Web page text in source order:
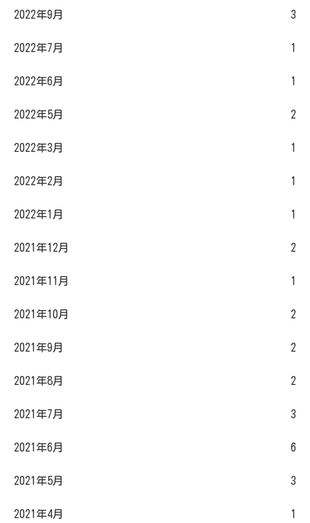
2022年9月 3
2022年7月 1
2022年6月 1
2022年5月 2
2022年3月 1
2022年2月 1
2022年1月 1
2021年12月 2
2021年11月 1
2021年10月 2
2021年9月 2
2021年8月 2
2021年7月 3
2021年6月 6
2021年5月 3
2021年4月 1